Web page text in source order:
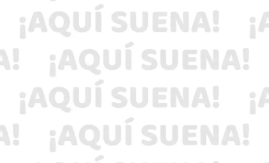
Participa con nosotros y GANA una comida
para 4 de «El Ancla Mariscos»